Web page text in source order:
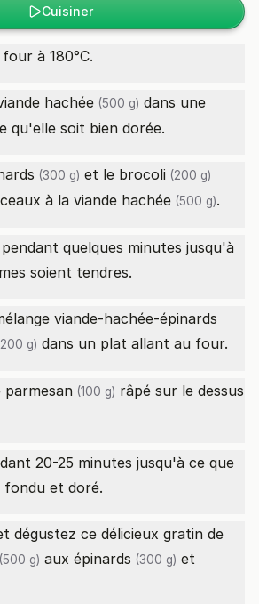
Cuisiner
à 180°C.
hachée (500 g) dans une
qu'elle soit bien dorée.
(300 g) et le brocoli (200 g)
à la viande hachée (500 g).
quelques minutes jusqu'à
soient tendres.
viande-hachée-épinards
g) dans un plat allant au four.
parmesan (100 g) râpé sur le dessus
20-25 minutes jusqu'à ce que
fondu et doré.
dégustez ce délicieux gratin de
(500 g) aux épinards (300 g) et